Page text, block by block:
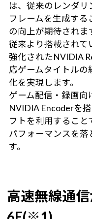
は、従来のレンダ
フレームを生成する
の向上が期待されま
従来より搭載されて
強化されたNVIDIA
応ゲームタイトルの
化を実現します。
ゲーム配信・録画向
NVIDIA Encoderを
フトを利用すること
パフォーマンスを落
す。
高速無線通